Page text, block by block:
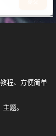
程、方便简单
题。